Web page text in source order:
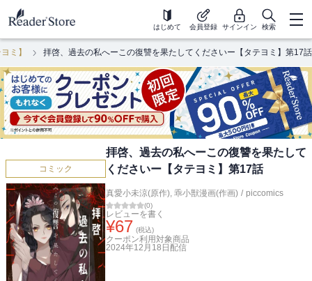
はじめて 会員登録 サインイン 検索
ミ】 拝啓、過去の私へーこの復讐を果たしてくださいー【タテヨミ】第17話
コミック
拝啓、過去の私へーこの復讐を果たして
くださいー【タテヨミ】第17話
真愛小未涼(原作), 乖小獣漫画(作画) / piccomics
(0)
レビューを書く
¥67 (税込)
クーポン利用対象商品
2024年12月18日 配信